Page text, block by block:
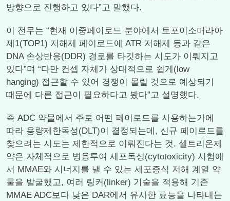
방향으로 진행하고 있다”고 말했다.
이 전무는 “현재 이중페이로드 분야에서 토포이소머라아
제1(TOP1) 저해제 페이로드에 ATR 저해제 등과 같은
DNA 손상반응(DDR) 경로를 타깃하는 시도가 이뤄지고
있다”며 “다만 컨셉 자체가 상대적으로 쉽게(low
hanging) 접근할 수 있어 경쟁이 몰릴 것으로 예상되기
때문에 다른 접근이 필요하다고 봤다”고 설명했다.
즉 ADC 약물에서 주로 어떤 페이로드를 사용하는가에
따라 용량제한독성(DLT)이 결정되는데, 신규 페이로드를
찾으려는 시도는 제한적으로 이뤄진다는 것. 셀트리온제
약은 자체적으로 병용투여 세포독성(cytotoxicity) 시험에
서 MMAE와 시너지를 낼 수 있는 세포증식 저해 계열 약
물을 발굴했고, 여러 링커(linker) 기술을 적용해 기존
MMAE ADC보다 낮은 DAR에서 유사한 효능을 나타내는